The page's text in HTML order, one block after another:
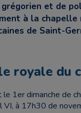
et de
à la
de Saint-
royale du
1er dimanche de
à 17h30 de